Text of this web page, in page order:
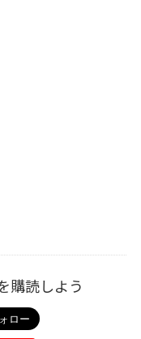
購読しよう